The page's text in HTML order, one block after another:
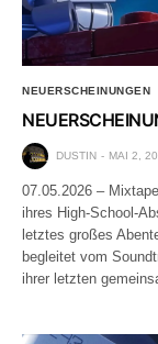
NEUERSCHEINUNGEN
DUSTIN MAI 2,
07.05.2026 –
ihres High-School-
letztes großes
begleitet vom
ihrer letzten